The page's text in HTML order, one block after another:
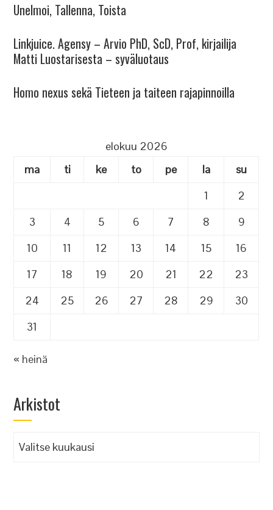
Unelmoi, Tallenna, Toista
Linkjuice. Agensy – Arvio PhD, ScD, Prof, kirjailija
Matti Luostarisesta – syväluotaus
Homo nexus sekä Tieteen ja taiteen rajapinnoilla
elokuu 2026
ma
ti ke to pe la
su
1
2
3
4 5 6 7 8
9
10
11 12 13 14 15
16
17
18 19 20 21 22
23
24
25 26 27 28 29
30
31
« heinä
Arkistot
Arkistot